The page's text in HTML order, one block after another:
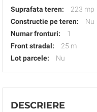
Suprafata teren:
223 mp
Constructie pe teren:
Nu
Numar fronturi:
1
Front stradal:
25 m
Lot parcele:
Nu
DESCRIERE